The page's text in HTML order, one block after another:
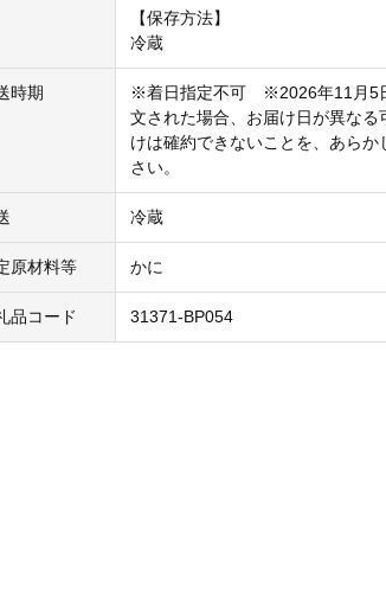
【保存方法】
冷蔵
時期
※着日指定不可 ※2026年11月5
文された場合、お届け日が異な
けは確約できないことを、あら
さい。
冷蔵
原材料等 かに
品コード 31371-BP054